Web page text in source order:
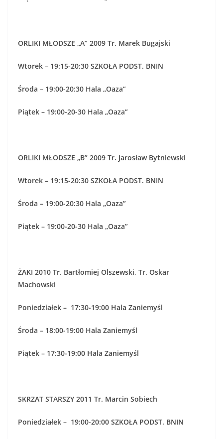
ORLIKI MŁODSZE „A” 2009 Tr. Marek Bugajski
Wtorek – 19:15-20:30 SZKOŁA PODST. BNIN
Środa – 19:00-20:30 Hala „Oaza”
Piątek – 19:00-20-30 Hala „Oaza”
ORLIKI MŁODSZE „B” 2009 Tr. Jarosław Bytniewski
Wtorek – 19:15-20:30 SZKOŁA PODST. BNIN
Środa – 19:00-20:30 Hala „Oaza”
Piątek – 19:00-20-30 Hala „Oaza”
ŻAKI 2010 Tr. Bartłomiej Olszewski, Tr. Oskar
Machowski
Poniedziałek – 17:30-19:00 Hala Zaniemyśl
Środa – 18:00-19:00 Hala Zaniemyśl
Piątek – 17:30-19:00 Hala Zaniemyśl
SKRZAT STARSZY 2011 Tr. Marcin Sobiech
Poniedziałek – 19:00-20:00 SZKOŁA PODST. BNIN